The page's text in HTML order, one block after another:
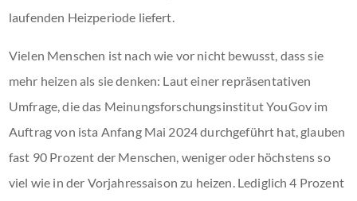
laufenden Heizperiode liefert.
Vielen Menschen ist nach wie vor nicht bewusst, dass sie
mehr heizen als sie denken: Laut einer repräsentativen
Umfrage, die das Meinungsforschungsinstitut YouGov im
Auftrag von ista Anfang Mai 2024 durchgeführt hat, glauben
fast 90 Prozent der Menschen, weniger oder höchstens so
viel wie in der Vorjahressaison zu heizen. Lediglich 4 Prozent